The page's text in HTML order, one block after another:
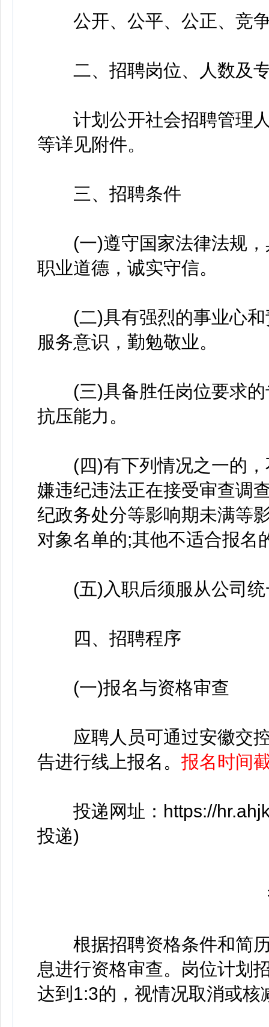
公开、公平、公正、竞争
二、招聘岗位、人数及
计划公开社会招聘管理人
等详见附件。
三、招聘条件
(一)遵守国家法律法规，
职业道德，诚实守信。
(二)具有强烈的事业心和
服务意识，勤勉敬业。
(三)具备胜任岗位要求的
抗压能力。
(四)有下列情况之一的，
嫌违纪违法正在接受审查调
纪政务处分等影响期未满等
对象名单的;其他不适合报名
(五)入职后须服从公司统
四、招聘程序
(一)报名与资格审查
应聘人员可通过安徽交控
告进行线上报名。 报名时间
投递网址：https://
投递)
投
根据招聘资格条件和简历
息进行资格审查。岗位计划
达到1:3的，视情况取消或核